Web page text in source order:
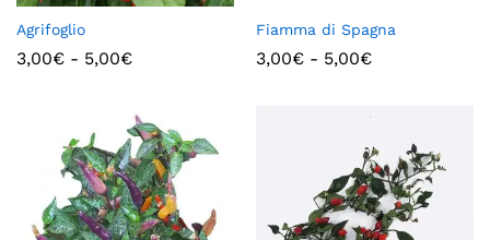
Agrifoglio
3,00€ - 5,00€
Fiamma di Spagna
3,00€ - 5,00€